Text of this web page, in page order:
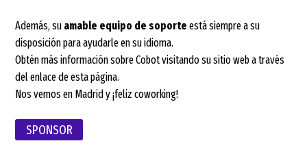
Además, su amable equipo de soporte está siempre a su
disposición para ayudarle en su idioma.
Obtén más información sobre Cobot visitando su sitio web a través
del enlace de esta página.
Nos vemos en Madrid y ¡feliz coworking!
SPONSOR